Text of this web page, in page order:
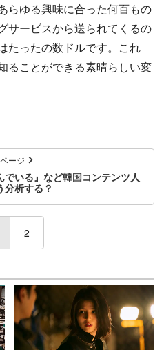
らゆる興味に合った何百もの
サービスから送られてくるの
たったの数ドルです。これ
ることができる素晴らしい変
ージ
でいる』など韓国コンテンツ人
分析する？
(current)
2